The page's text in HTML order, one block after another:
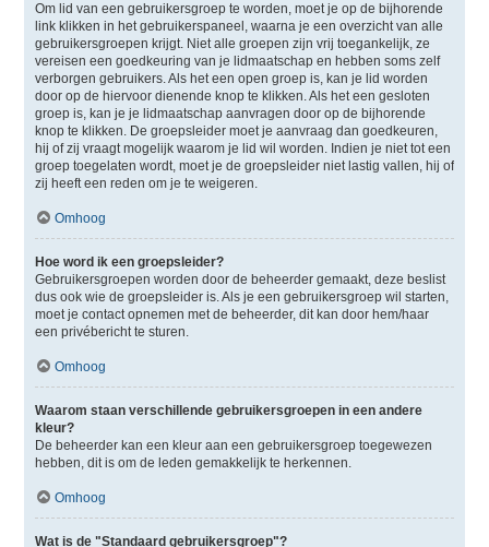
Om lid van een gebruikersgroep te worden, moet je op de bijhorende
link klikken in het gebruikerspaneel, waarna je een overzicht van alle
gebruikersgroepen krijgt. Niet alle groepen zijn vrij toegankelijk, ze
vereisen een goedkeuring van je lidmaatschap en hebben soms zelf
verborgen gebruikers. Als het een open groep is, kan je lid worden
door op de hiervoor dienende knop te klikken. Als het een gesloten
groep is, kan je je lidmaatschap aanvragen door op de bijhorende
knop te klikken. De groepsleider moet je aanvraag dan goedkeuren,
hij of zij vraagt mogelijk waarom je lid wil worden. Indien je niet tot een
groep toegelaten wordt, moet je de groepsleider niet lastig vallen, hij of
zij heeft een reden om je te weigeren.
Omhoog
Hoe word ik een groepsleider?
Gebruikersgroepen worden door de beheerder gemaakt, deze beslist
dus ook wie de groepsleider is. Als je een gebruikersgroep wil starten,
moet je contact opnemen met de beheerder, dit kan door hem/haar
een privébericht te sturen.
Omhoog
Waarom staan verschillende gebruikersgroepen in een andere
kleur?
De beheerder kan een kleur aan een gebruikersgroep toegewezen
hebben, dit is om de leden gemakkelijk te herkennen.
Omhoog
Wat is de "Standaard gebruikersgroep"?